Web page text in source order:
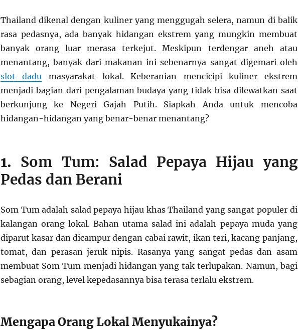
Thailand dikenal dengan kuliner yang menggugah selera, namun di balik
rasa pedasnya, ada banyak hidangan ekstrem yang mungkin membuat
banyak orang luar merasa terkejut. Meskipun terdengar aneh atau
menantang, banyak dari makanan ini sebenarnya sangat digemari oleh
slot dadu masyarakat lokal. Keberanian mencicipi kuliner ekstrem
menjadi bagian dari pengalaman budaya yang tidak bisa dilewatkan saat
berkunjung ke Negeri Gajah Putih. Siapkah Anda untuk mencoba
hidangan-hidangan yang benar-benar menantang?
1. Som Tum: Salad Pepaya Hijau yang
Pedas dan Berani
Som Tum adalah salad pepaya hijau khas Thailand yang sangat populer di
kalangan orang lokal. Bahan utama salad ini adalah pepaya muda yang
diparut kasar dan dicampur dengan cabai rawit, ikan teri, kacang panjang,
tomat, dan perasan jeruk nipis. Rasanya yang sangat pedas dan asam
membuat Som Tum menjadi hidangan yang tak terlupakan. Namun, bagi
sebagian orang, level kepedasannya bisa terasa terlalu ekstrem.
Mengapa Orang Lokal Menyukainya?